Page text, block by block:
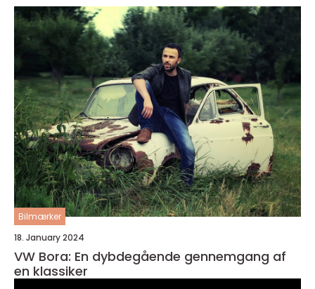
Bilmærker
18. January 2024
VW Bora: En dybdegående gennemgang af
en klassiker